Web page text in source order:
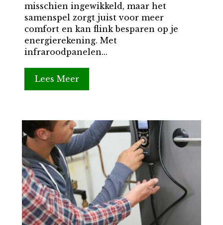
misschien ingewikkeld, maar het
samenspel zorgt juist voor meer
comfort en kan flink besparen op je
energierekening. Met
infraroodpanelen...
Lees Meer